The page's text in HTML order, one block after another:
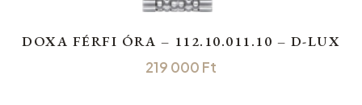
DOXA FÉRFI ÓRA – 112.10.011.10 – D-LUX
219 000 Ft